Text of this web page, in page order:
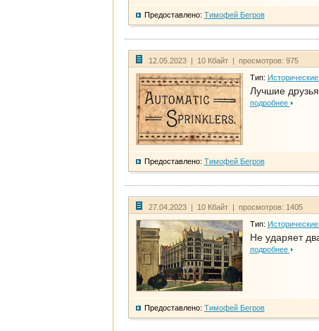
Предоставлено: Тимофей Бегров
12.05.2023 | 10 Кбайт | просмотров: 975
Тип:
Лучшие
подробнее
Предоставлено: Тимофей Бегров
27.04.2023 | 10 Кбайт | просмотров: 1405
Тип:
Не ударяет
подробнее
Предоставлено: Тимофей Бегров